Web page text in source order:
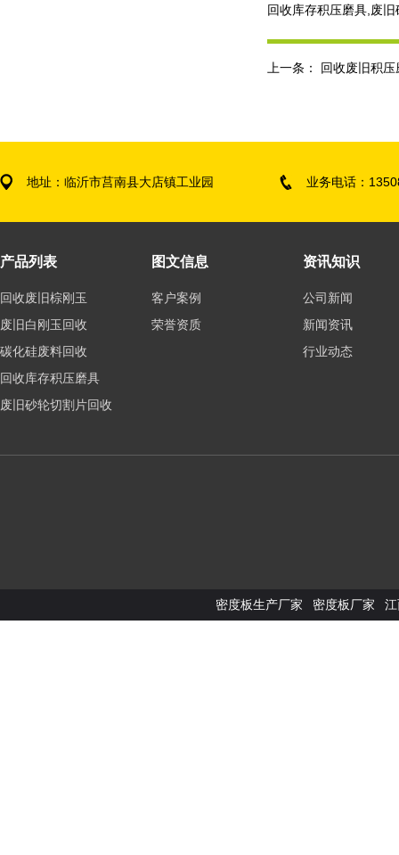
回收库存积压磨具,废
上一条： 回收废旧积压
地址：临沂市莒南县大店镇工业园 业务电话：
产品列表
回收废旧棕刚玉
废旧白刚玉回收
碳化硅废料回收
回收库存积压磨具
废旧砂轮切割片回收
图文信息
客户案例
荣誉资质
资讯知识
公司新闻
新闻资讯
行业动态
密度板生产厂家 密度板厂家